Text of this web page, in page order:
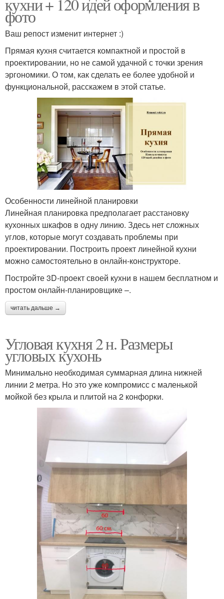
фото
Ваш репост изменит интернет :)
Прямая кухня считается компактной и простой в
проектировании, но не самой удачной с точки зрения
эргономики. О том, как сделать ее более удобной и
функциональной, расскажем в этой статье.
Особенности линейной планировки
Линейная планировка предполагает расстановку
кухонных шкафов в одну линию. Здесь нет сложных
углов, которые могут создавать проблемы при
проектировании. Построить проект линейной кухни
можно самостоятельно в онлайн-конструкторе.
Постройте 3D-проект своей кухни в нашем бесплатном и
простом онлайн-планировщике –.
читать дальше →
Угловая кухня 2 н. Размеры
угловых кухонь
Минимально необходимая суммарная длина нижней
линии 2 метра. Но это уже компромисс с маленькой
мойкой без крыла и плитой на 2 конфорки.